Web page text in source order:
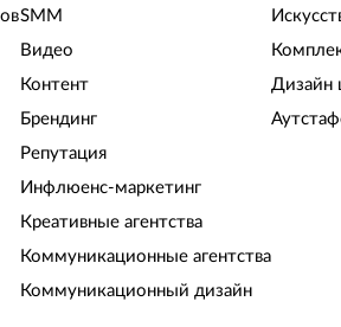
SMM
Видео
Контент
Брендинг
Репутация
Инфлюенс-маркетинг
Креативные агентства
Коммуникационные агентства
Коммуникационный дизайн
Дизайн